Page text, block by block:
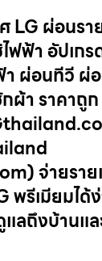
LG ผ่อนรา
ฟฟ้า อัปเก
า ผ่อนทีวี ผ่
ผ้า ราคาถู
จ่ายราย
พรีเมียมไ
ลถึงบ้านแล